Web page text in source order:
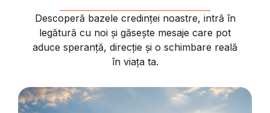
Descoperă bazele credinței noastre, intră în
legătură cu noi și găsește mesaje care pot
aduce speranță, direcție și o schimbare reală
în viața ta.